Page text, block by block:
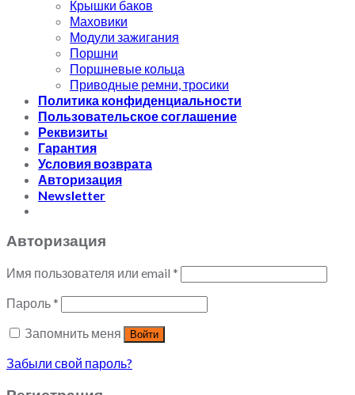
Крышки баков
Маховики
Модули зажигания
Поршни
Поршневые кольца
Приводные ремни, тросики
Политика конфиденциальности
Пользовательское соглашение
Реквизиты
Гарантия
Условия возврата
Авторизация
Newsletter
Авторизация
Имя пользователя или email *
Пароль*
Запомнить меня
Войти
Забыли свой пароль?